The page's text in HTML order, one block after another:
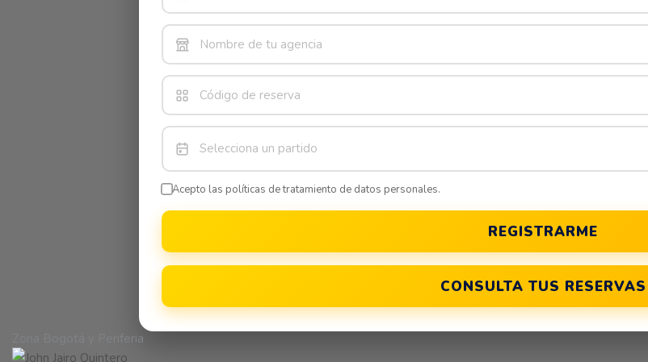
Selecciona un partido
Acepto las políticas de tratamiento de datos personales.
REGISTRARME
CONSULTA TUS RESERVAS
Zona Bogotá y Periferia